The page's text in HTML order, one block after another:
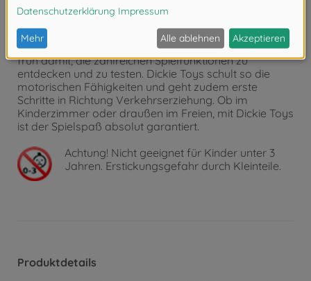
Als Unternehmen mit über 50 Jahren
Branchenerfahrung wissen wir, wie wir Kinder
verschiedenster Altersgruppen begeistern und zum
Spielen animieren. Schon die Kleinsten beginnen sehr
früh damit, die zahlreichen Spielfunktionen zu
entdecken und zu testen. Dickie Toys schult so die
motorischen Fähigkeiten und geht zudem erste
Schritte in Richtung Verkehrserziehung. Ob im
Kinderzimmer oder draußen im Freien, mit Dickie Toys
ist der Spielspaß absolut garantiert.
Achtung! Nicht geeignet für Kinder unter 3
Jahren. Erstickungsgefahr durch Kleinteile.
Produktdetails